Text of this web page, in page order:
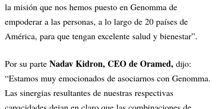
la misión que nos hemos puesto en Genomma de
empoderar a las personas, a lo largo de 20 países de
América, para que tengan excelente salud y bienestar”.
Por su parte Nadav Kidron, CEO de Oramed, dijo:
“Estamos muy emocionados de asociarnos con Genomma.
Las sinergias resultantes de nuestras respectivas